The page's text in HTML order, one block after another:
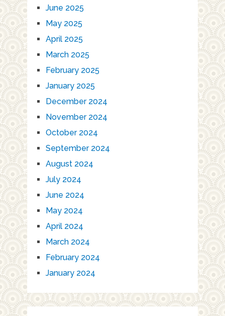
June 2025
May 2025
April 2025
March 2025
February 2025
January 2025
December 2024
November 2024
October 2024
September 2024
August 2024
July 2024
June 2024
May 2024
April 2024
March 2024
February 2024
January 2024